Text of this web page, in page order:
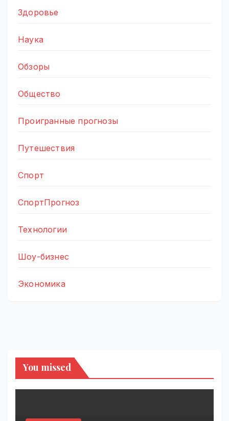
Здоровье
Наука
Обзоры
Общество
Проигранные прогнозы
Путешествия
Спорт
СпортПрогноз
Технологии
Шоу-бизнес
Экономика
You missed